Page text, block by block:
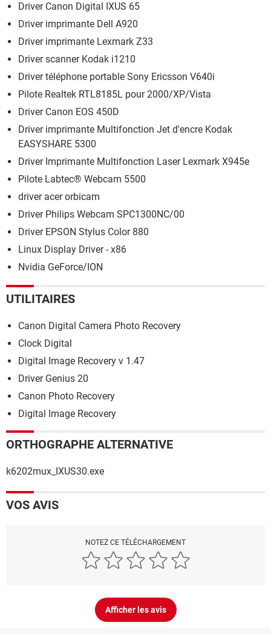
Driver Canon Digital IXUS 65
Driver imprimante Dell A920
Driver imprimante Lexmark Z33
Driver scanner Kodak i1210
Driver téléphone portable Sony Ericsson V640i
Pilote Realtek RTL8185L pour 2000/XP/Vista
Driver Canon EOS 450D
Driver imprimante Multifonction Jet d'encre Kodak
EASYSHARE 5300
Driver Imprimante Multifonction Laser Lexmark X945e
Pilote Labtec® Webcam 5500
driver acer orbicam
Driver Philips Webcam SPC1300NC/00
Driver EPSON Stylus Color 880
Linux Display Driver - x86
Nvidia GeForce/ION
UTILITAIRES
Canon Digital Camera Photo Recovery
Clock Digital
Digital Image Recovery v 1.47
Driver Genius 20
Canon Photo Recovery
Digital Image Recovery
ORTHOGRAPHE ALTERNATIVE
k6202mux_IXUS30.exe
VOS AVIS
NOTEZ CE TÉLÉCHARGEMENT
Afficher les avis